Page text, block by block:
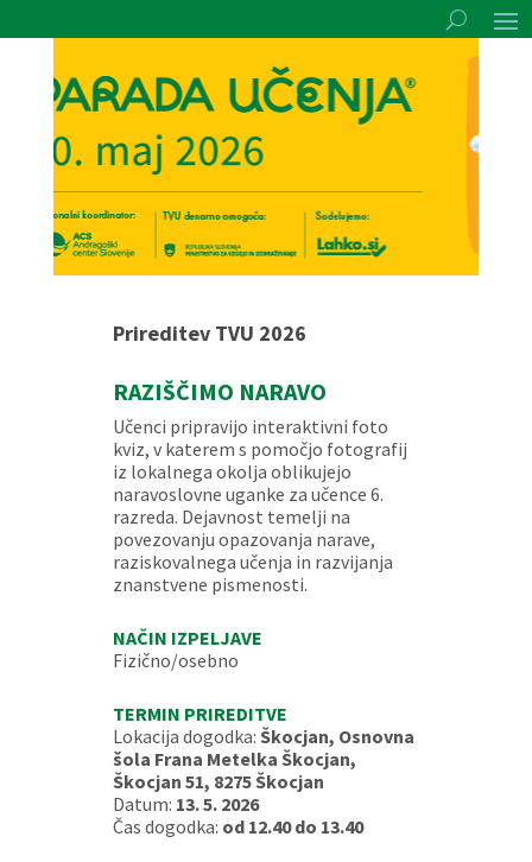
Prireditev TVU 2026
RAZIŠČIMO NARAVO
Učenci pripravijo interaktivni foto
kviz, v katerem s pomočjo fotografij
iz lokalnega okolja oblikujejo
naravoslovne uganke za učence 6.
razreda. Dejavnost temelji na
povezovanju opazovanja narave,
raziskovalnega učenja in razvijanja
znanstvene pismenosti.
NAČIN IZPELJAVE
Fizično/osebno
TERMIN PRIREDITVE
Lokacija dogodka: Škocjan, Osnovna
šola Frana Metelka Škocjan,
Škocjan 51, 8275 Škocjan
Datum: 13. 5. 2026
Čas dogodka: od 12.40 do 13.40